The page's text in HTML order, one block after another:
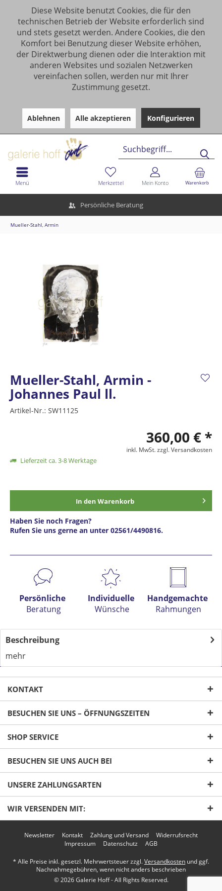
Diese Website benutzt Cookies, die für den
technischen Betrieb der Website erforderlich sind
und stets gesetzt werden. Andere Cookies, die den
Komfort bei Benutzung dieser Website erhöhen,
der Direktwerbung dienen oder die Interaktion mit
anderen Websites und sozialen Netzwerken
vereinfachen sollen, werden nur mit Ihrer
Zustimmung gesetzt.
Ablehnen Alle akzeptieren Konfigurieren
Persönliche Beratung
Warenkorb
Merkzettel Mein Konto
Menü
Mueller-Stahl, Armin
Mueller-Stahl, Armin -
Johannes Paul ll.
Artikel-Nr.: SW11125
360,00 € *
inkl. MwSt.zzgl. Versandkosten
Lieferzeit ca. 3-8 Werktage
In den Warenkorb
Haben Sie noch Fragen?
Rufen Sie uns gerne an unter 02561/4490816.
Preis anfragen
Ich habe dieDatenschutzerklärunggelesen,
verstanden und stimme zu. *
Senden
Persönliche
Beratung
Individuelle
Wünsche
Handgemachte
Rahmungen
Beschreibung
mehr
KONTAKT
BESUCHEN SIE UNS – ÖFFNUNGSZEITEN
SHOP SERVICE
BESUCHEN SIE UNS AUCH BEI
UNSERE ZAHLUNGSARTEN
WIR VERSENDEN MIT:
Newsletter Kontakt Zahlung und Versand
Widerrufsrecht
Impressum
Datenschutz AGB
* Alle Preise inkl. gesetzl. Mehrwertsteuer zzgl.Versandkosten und ggf.
Nachnahmegebühren, wenn nicht anders beschrieben
© 2026 Galerie Hoff - All Rights Reserved.